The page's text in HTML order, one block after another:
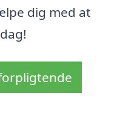
dig med at